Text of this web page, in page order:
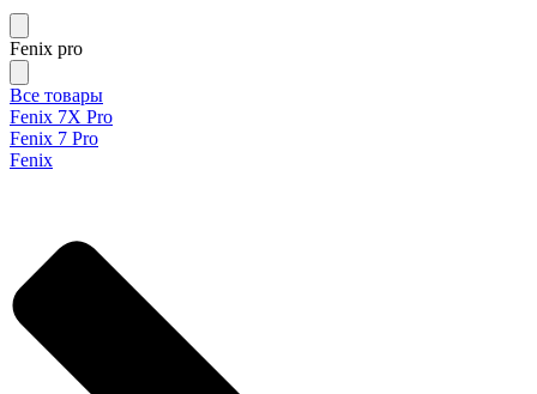
Fenix pro
Все товары
Fenix 7X Pro
Fenix 7 Pro
Fenix